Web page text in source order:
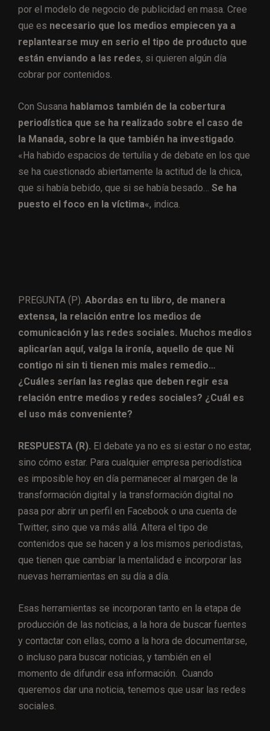
por el modelo de negocio de publicidad en masa. Cree
que es necesario que los medios empiecen ya a
replantearse muy en serio el tipo de producto que
están enviando a las redes, si quieren algún día
cobrar por contenidos.
Con Susana hablamos también de la cobertura
periodística que se ha realizado sobre el caso de
la Manada, sobre la que también ha investigado.
«Ha habido espacios de tertulia y de debate en los que
se ha cuestionado abiertamente la actitud de la chica,
que si había bebido, que si se había besado… Se ha
puesto el foco en la víctima«, indica.
PREGUNTA (P). Abordas en tu libro, de manera
extensa, la relación entre los medios de
comunicación y las redes sociales. Muchos medios
aplicarían aquí, valga la ironía, aquello de que Ni
contigo ni sin ti tienen mis males remedio…
¿Cuáles serían las reglas que deben regir esa
relación entre medios y redes sociales? ¿Cuál es
el uso más conveniente?
RESPUESTA (R). El debate ya no es si estar o no estar,
sino cómo estar. Para cualquier empresa periodística
es imposible hoy en día permanecer al margen de la
transformación digital y la transformación digital no
pasa por abrir un perfil en Facebook o una cuenta de
Twitter, sino que va más allá. Altera el tipo de
contenidos que se hacen y a los mismos periodistas,
que tienen que cambiar la mentalidad e incorporar las
nuevas herramientas en su día a día.
Esas herramientas se incorporan tanto en la etapa de
producción de las noticias, a la hora de buscar fuentes
y contactar con ellas, como a la hora de documentarse,
o incluso para buscar noticias, y también en el
momento de difundir esa información. Cuando
queremos dar una noticia, tenemos que usar las redes
sociales.